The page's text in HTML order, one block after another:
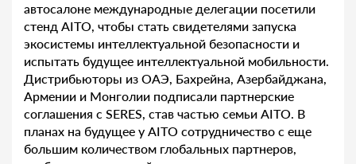
автосалоне международные делегации посетили
стенд AITO, чтобы стать свидетелями запуска
экосистемы интеллектуальной безопасности и
испытать будущее интеллектуальной мобильности.
Дистрибьюторы из ОАЭ, Бахрейна, Азербайджана,
Армении и Монголии подписали партнерские
соглашения с SERES, став частью семьи AITO. В
планах на будущее у AITO сотрудничество с еще
большим количеством глобальных партнеров,